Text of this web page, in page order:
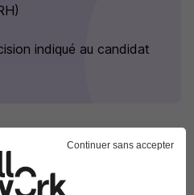
indiqué au candidat
Continuer sans accepter